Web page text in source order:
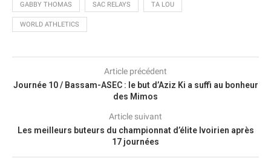
GABBY THOMAS SAC RELAYS TA LOU
WORLD ATHLETICS
Article précédent
Journée 10 / Bassam-ASEC : le but d’Aziz Ki a suffi au bonheur
des Mimos
Article suivant
Les meilleurs buteurs du championnat d’élite Ivoirien après
17 journées